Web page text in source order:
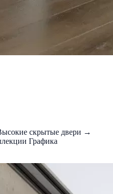
скрытые двери →
Графика